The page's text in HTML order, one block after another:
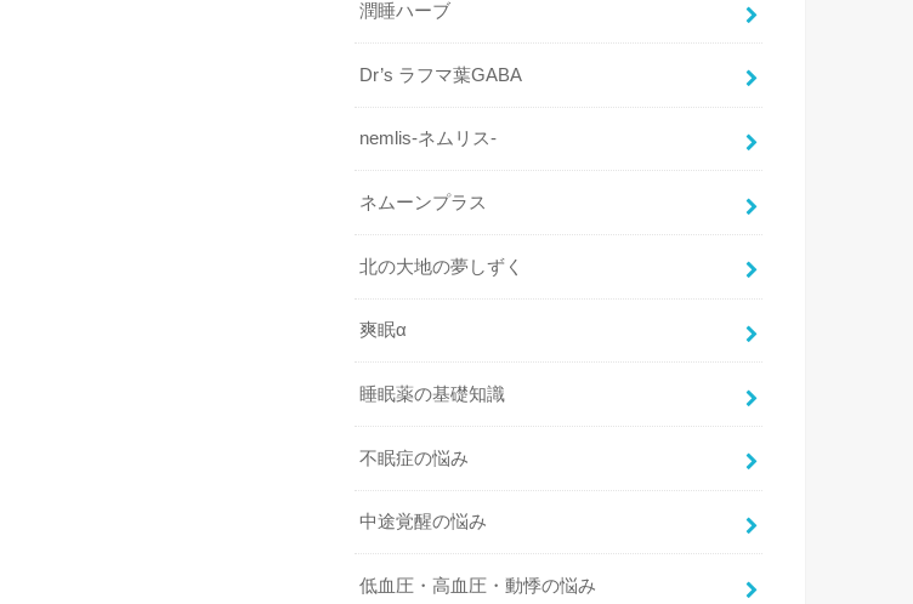
潤睡ハーブ
Dr’s ラフマ葉GABA
nemlis-ネムリス-
ネムーンプラス
北の大地の夢しずく
爽眠α
睡眠薬の基礎知識
不眠症の悩み
中途覚醒の悩み
低血圧・高血圧・動悸の悩み